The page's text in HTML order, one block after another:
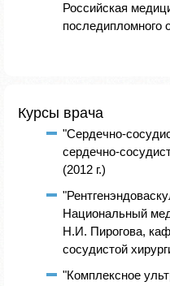
Российская
последипломного
Курсы врача
"Сердечно-
сердечно-
(2012 г.)
Национальный
Н.И. Пирогова,
сосудистой
"Комплексное